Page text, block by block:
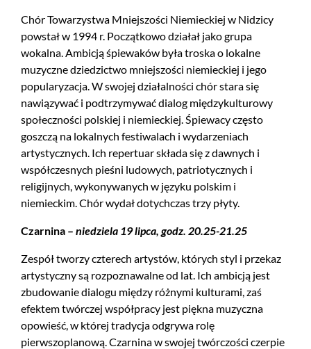
Chór Towarzystwa Mniejszości Niemieckiej w Nidzicy
powstał w 1994 r. Początkowo działał jako grupa
wokalna. Ambicją śpiewaków była troska o lokalne
muzyczne dziedzictwo mniejszości niemieckiej i jego
popularyzacja. W swojej działalności chór stara się
nawiązywać i podtrzymywać dialog międzykulturowy
społeczności polskiej i niemieckiej. Śpiewacy często
goszczą na lokalnych festiwalach i wydarzeniach
artystycznych. Ich repertuar składa się z dawnych i
współczesnych pieśni ludowych, patriotycznych i
religijnych, wykonywanych w języku polskim i
niemieckim. Chór wydał dotychczas trzy płyty.
Czarnina – niedziela 19 lipca, godz. 20.25-21.25
Zespół tworzy czterech artystów, których styl i przekaz
artystyczny są rozpoznawalne od lat. Ich ambicją jest
zbudowanie dialogu między różnymi kulturami, zaś
efektem twórczej współpracy jest piękna muzyczna
opowieść, w której tradycja odgrywa rolę
pierwszoplanową. Czarnina w swojej twórczości czerpie